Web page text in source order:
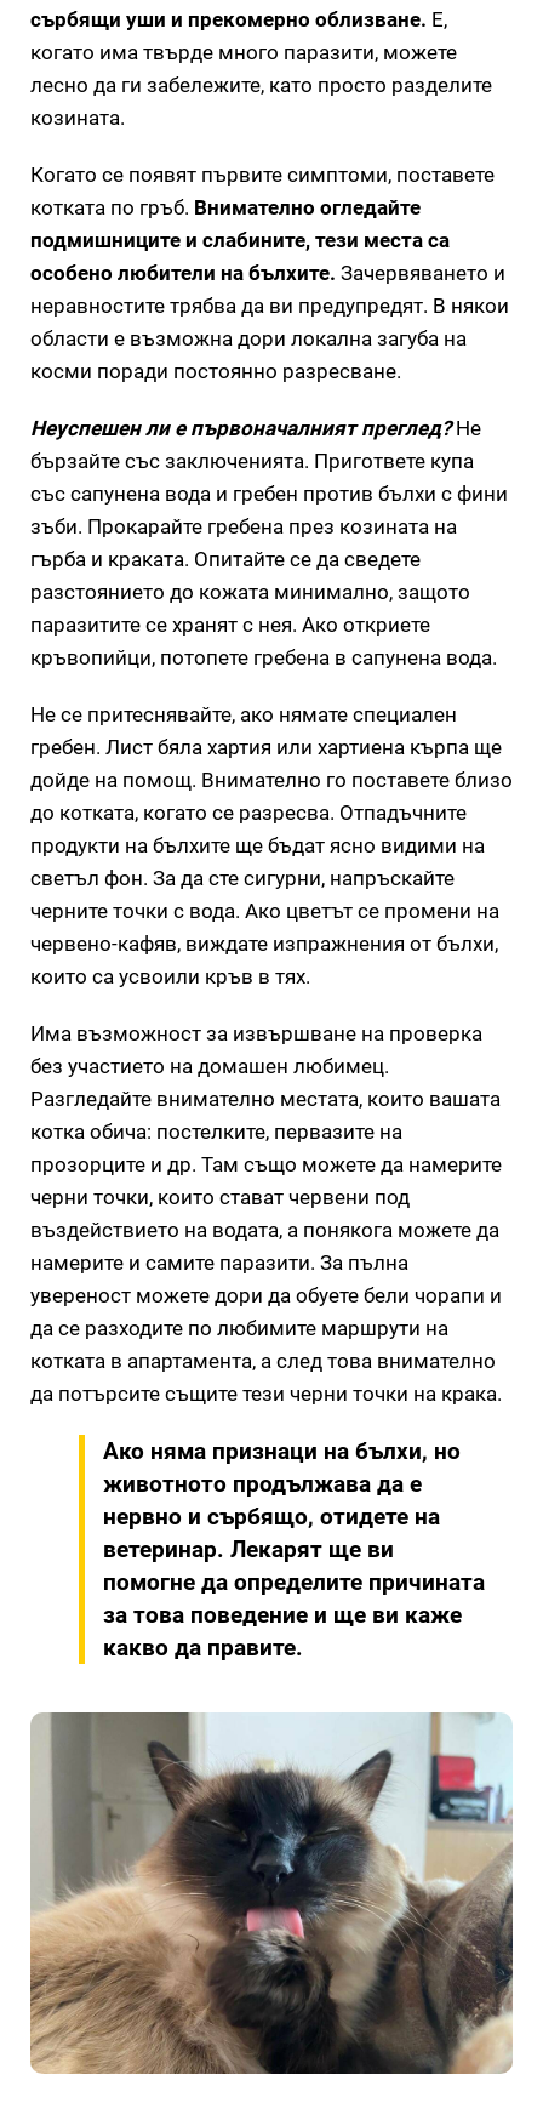
сърбящи уши и прекомерно облизване. Е,
когато има твърде много паразити, можете
лесно да ги забележите, като просто разделите
козината.
Когато се появят първите симптоми, поставете
котката по гръб. Внимателно огледайте
подмишниците и слабините, тези места са
особено любители на бълхите. Зачервяването и
неравностите трябва да ви предупредят. В някои
области е възможна дори локална загуба на
косми поради постоянно разресване.
Неуспешен ли е първоначалният преглед?Не
бързайте със заключенията. Пригответе купа
със сапунена вода и гребен против бълхи с фини
зъби. Прокарайте гребена през козината на
гърба и краката. Опитайте се да сведете
разстоянието до кожата минимално, защото
паразитите се хранят с нея. Ако откриете
кръвопийци, потопете гребена в сапунена вода.
Не се притеснявайте, ако нямате специален
гребен. Лист бяла хартия или хартиена кърпа ще
дойде на помощ. Внимателно го поставете близо
до котката, когато се разресва. Отпадъчните
продукти на бълхите ще бъдат ясно видими на
светъл фон. За да сте сигурни, напръскайте
черните точки с вода. Ако цветът се промени на
червено-кафяв, виждате изпражнения от бълхи,
които са усвоили кръв в тях.
Има възможност за извършване на проверка
без участието на домашен любимец.
Разгледайте внимателно местата, които вашата
котка обича: постелките, первазите на
прозорците и др. Там също можете да намерите
черни точки, които стават червени под
въздействието на водата, а понякога можете да
намерите и самите паразити. За пълна
увереност можете дори да обуете бели чорапи и
да се разходите по любимите маршрути на
котката в апартамента, а след това внимателно
да потърсите същите тези черни точки на крака.
Ако няма признаци на бълхи, но
животното продължава да е
нервно и сърбящо, отидете на
ветеринар. Лекарят ще ви
помогне да определите причината
за това поведение и ще ви каже
какво да правите.